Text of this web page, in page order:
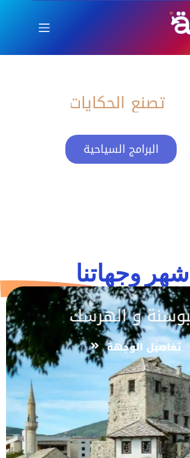
اطلالة
تصنع الحكايات
البرامج السياحية
وجهاتنا
و الهرسك
تفاصيل الوجهة